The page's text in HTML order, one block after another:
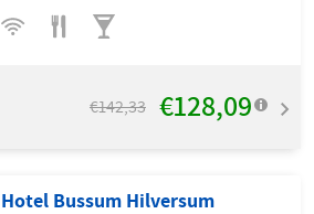
€142,33 €128,09
Hotel Bussum Hilversum